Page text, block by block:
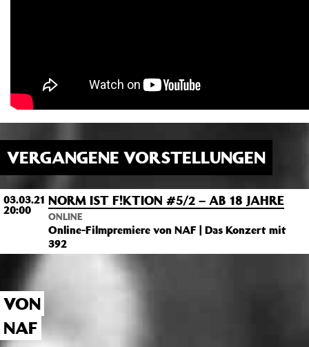
VERGANGENE VORSTELLUNGEN
03.03.21
20:00
NORM IST F!KTION #5/2 – AB 18 JAHRE
ONLINE
Online-Filmpremiere von NAF | Das Konzert mit
392
VON
NAF